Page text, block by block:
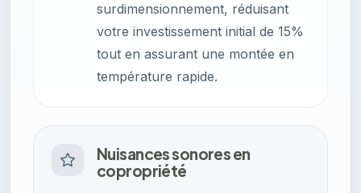
surdimensionnement, réduisant
votre investissement initial de 15%
tout en assurant une montée en
température rapide.
Nuisances sonores en
copropriété